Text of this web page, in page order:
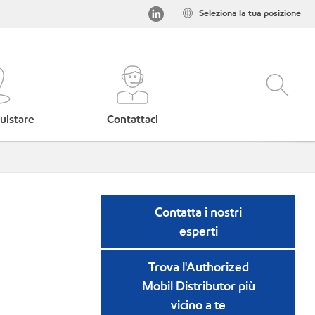
Seleziona la tua posizione
Contattaci
Contatta i nostri
esperti
Trova l'Authorized
Mobil Distributor più
vicino a te